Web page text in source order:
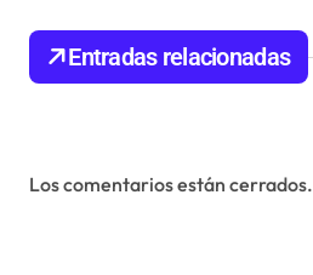
n
Entradas relacionadas
Los comentarios están cerrados.